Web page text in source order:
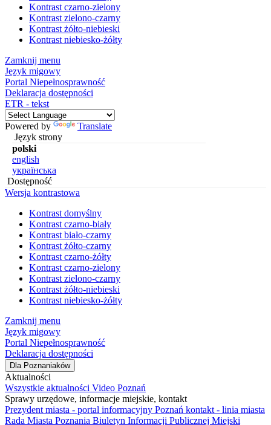
Kontrast czarno-zielony
Kontrast zielono-czarny
Kontrast żółto-niebieski
Kontrast niebiesko-żółty
Zamknij menu
Język migowy
Portal Niepełnosprawność
Deklaracja dostępności
ETR - tekst
Powered by
Translate
Język strony
polski
english
українська
Dostępność
Wersja kontrastowa
Kontrast domyślny
Kontrast czarno-biały
Kontrast biało-czarny
Kontrast żółto-czarny
Kontrast czarno-żółty
Kontrast czarno-zielony
Kontrast zielono-czarny
Kontrast żółto-niebieski
Kontrast niebiesko-żółty
Zamknij menu
Język migowy
Portal Niepełnosprawność
Deklaracja dostępności
Dla Poznaniaków
Aktualności
Wszystkie aktualności Video Poznań
Sprawy urzędowe, informacje miejskie, kontakt
Prezydent miasta - portal informacyjny Poznań kontakt - linia miasta
Rada Miasta Poznania Biuletyn Informacji Publicznej Miejski